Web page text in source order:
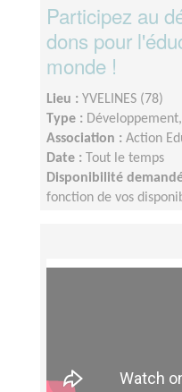
Participez au
dons pour
monde !
Lieu : YVELINES (78)
Type :
Association : Action
Date :
Tout le temps
Disponibilité
fonction de vos